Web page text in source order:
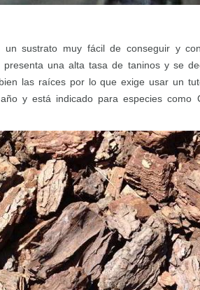
sustrato muy fácil de conseguir y
presenta una alta tasa de taninos y se
las raíces por lo que exige usar un
y está indicado para especies como